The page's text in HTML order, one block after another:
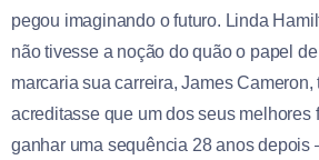
pegou imaginando o futuro. Linda
não tivesse a noção do quão o papel
marcaria sua carreira, James Cameron,
acreditasse que um dos seus melhores
ganhar uma sequência 28 anos depois